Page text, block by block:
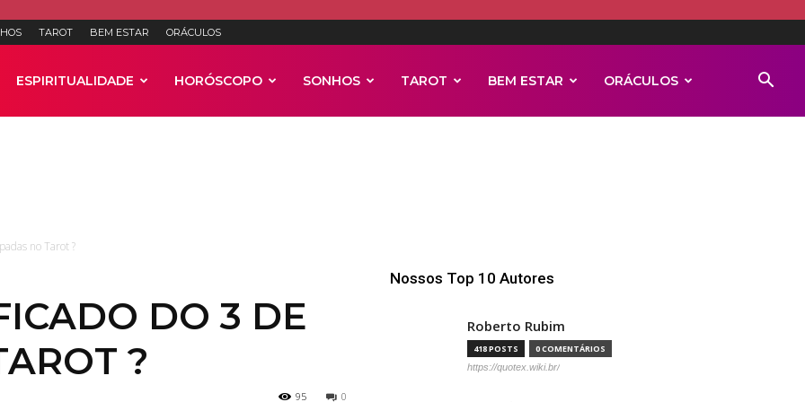
TAROT BEM ESTAR ORÁCULOS
ESPIRITUALIDADE HORÓSCOPO SONHOS TAROT BEM ESTAR ORÁCULOS
no Tarot ?
DO 3 DE
?
0
95
Nossos Top 10 Autores
Roberto Rubim
418 POSTS 0 COMENTÁRIOS
https://quotex.wiki.br/